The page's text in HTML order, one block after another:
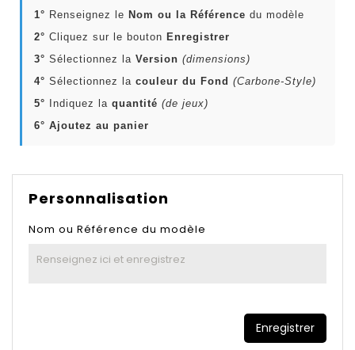
1° Renseignez le Nom ou la Référence du modèle
2° Cliquez sur le bouton Enregistrer
3° Sélectionnez la Version (dimensions)
4° Sélectionnez la couleur du Fond (Carbone-Style)
5° Indiquez la quantité (de jeux)
6° Ajoutez au panier
Personnalisation
Nom ou Référence du modèle
Enregistrer